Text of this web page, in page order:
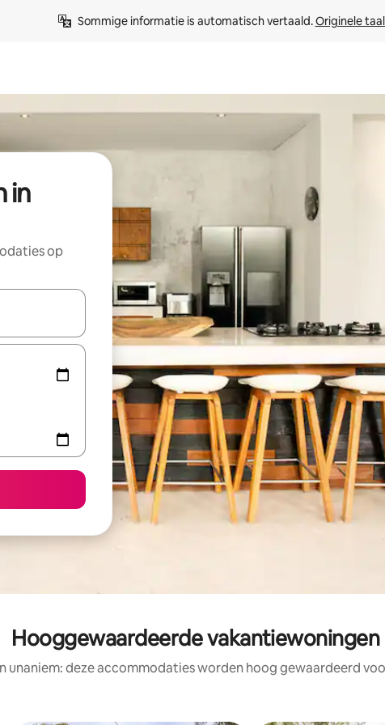
Sommige informatie is automatisch vertaald. Originele
in
op
maak je een keuze met je de pijltjestoetsen omhoog en omlaag, óf
Hooggewaardeerde vakantiewoningen
unaniem: deze accommodaties worden hoog gewaardeerd